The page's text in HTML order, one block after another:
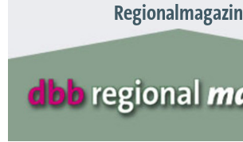
Regionalmagazin